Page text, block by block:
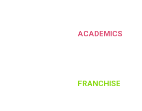
ACADEMICS
FRANCHISE